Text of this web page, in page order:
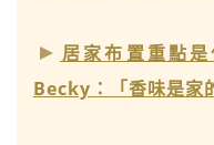
居家布置重點
Becky：「香味是家